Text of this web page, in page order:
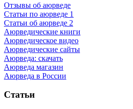
Отзывы об аюрведе
Статьи по аюрведе 1
Статьи об аюрведе 2
Аюрведические книги
Аюрведическое видео
Аюрведические сайты
Аюрведа: скачать
Аюрведа магазин
Аюрведа в России
Статьи